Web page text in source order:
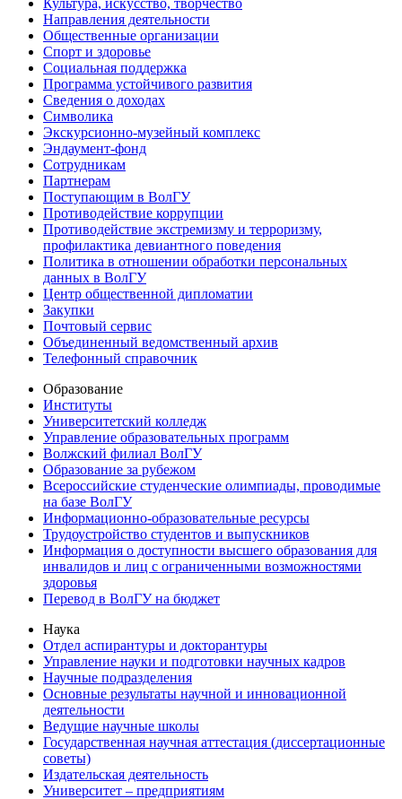
Направления деятельности
Общественные организации
Спорт и здоровье
Социальная поддержка
Программа устойчивого развития
Сведения о доходах
Символика
Экскурсионно-музейный комплекс
Эндаумент-фонд
Сотрудникам
Партнерам
Поступающим в ВолГУ
Противодействие коррупции
Противодействие экстремизму и терроризму,
профилактика девиантного поведения
Политика в отношении обработки персональных
данных в ВолГУ
Центр общественной дипломатии
Закупки
Почтовый сервис
Объединенный ведомственный архив
Телефонный справочник
Образование
Институты
Университетский колледж
Управление образовательных программ
Волжский филиал ВолГУ
Образование за рубежом
Всероссийские студенческие олимпиады, проводимые
на базе ВолГУ
Информационно-образовательные ресурсы
Трудоустройство студентов и выпускников
Информация о доступности высшего образования для
инвалидов и лиц с ограниченными возможностями
здоровья
Перевод в ВолГУ на бюджет
Наука
Отдел аспирантуры и докторантуры
Управление науки и подготовки научных кадров
Научные подразделения
Основные результаты научной и инновационной
деятельности
Ведущие научные школы
Государственная научная аттестация (диссертационные
советы)
Издательская деятельность
Университет – предприятиям